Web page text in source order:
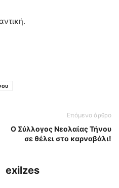
Επόμενο άρθρο
Ο Σύλλογος Νεολαίας Τήνου
σε θέλει στο καρναβάλι!
exilzes